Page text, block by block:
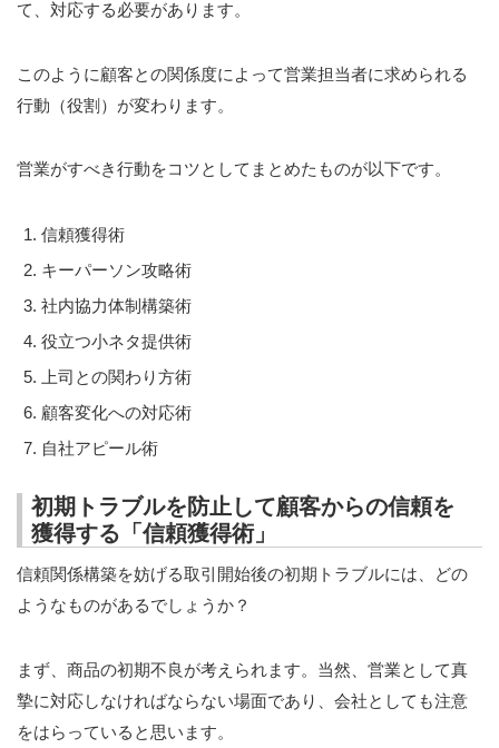
て、対応する必要があります。
このように顧客との関係度によって営業担当者に求められる
行動（役割）が変わります。
営業がすべき行動をコツとしてまとめたものが以下です。
信頼獲得術
キーパーソン攻略術
社内協力体制構築術
役立つ小ネタ提供術
上司との関わり方術
顧客変化への対応術
自社アピール術
初期トラブルを防止して顧客からの信頼を
獲得する「信頼獲得術」
信頼関係構築を妨げる取引開始後の初期トラブルには、どの
ようなものがあるでしょうか？
まず、商品の初期不良が考えられます。当然、営業として真
摯に対応しなければならない場面であり、会社としても注意
をはらっていると思います。
売上UP通信（無料メールマガジン）の購読案内
お役立ち情報ダウンロードコーナー
企業診断2025年4月号から4回連載「営業力強化支援の
売上UPを実現するための「営業力強化の基本と手法」
題」タイプ別解決法
近代中小企業2023年6月号 製造業の値上げ交渉実践法
最新のセミナー
過去のセミナー
企業実務2021年12月号 ニューノーマル時代に求められ
る営業の「新規開拓術」